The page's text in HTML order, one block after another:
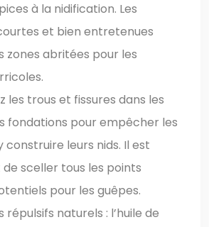
à la nidification. Les
et bien entretenues
zones abritées pour les
les trous et fissures dans les
fondations pour empêcher les
construire leurs nids. Il est
sceller tous les points
pour les guêpes.
répulsifs naturels : l’huile de